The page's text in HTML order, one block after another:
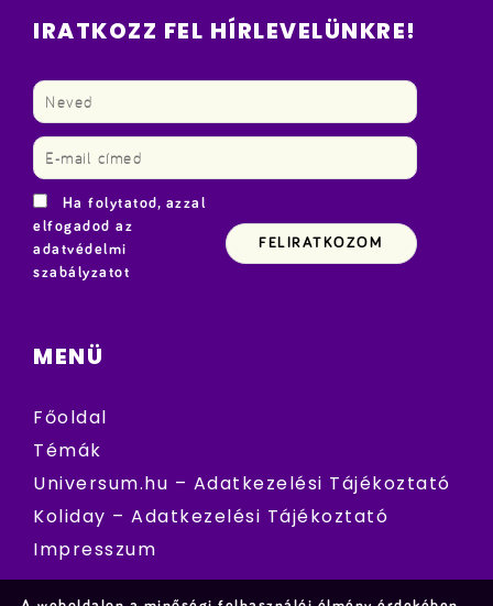
IRATKOZZ FEL HÍRLEVELÜNKRE!
Ha folytatod, azzal
elfogadod az
adatvédelmi
szabályzatot
MENÜ
Főoldal
Témák
Universum.hu – Adatkezelési Tájékoztató
Koliday – Adatkezelési Tájékoztató
Impresszum